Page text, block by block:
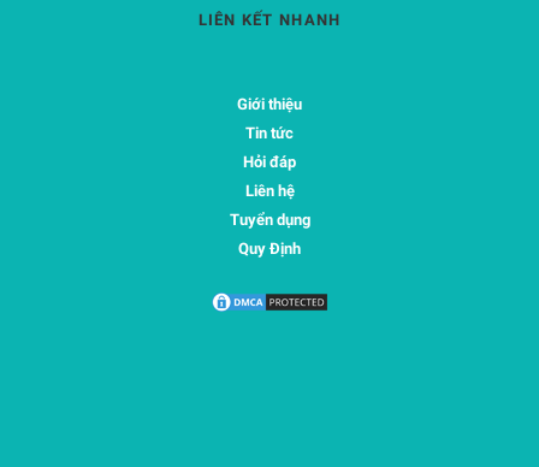
LIÊN KẾT NHANH
Giới thiệu
Tin tức
Hỏi đáp
Liên hệ
Tuyển dụng
Quy Định